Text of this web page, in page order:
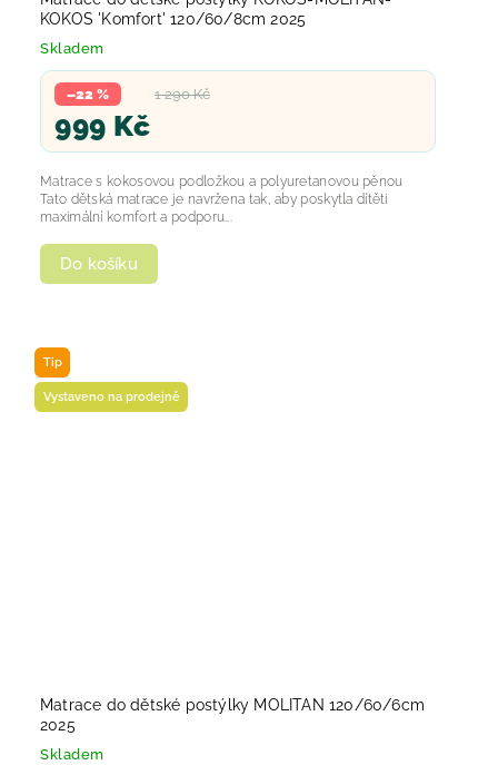
KOKOS 'Komfort' 120/60/8cm 2025
Skladem
1 290 Kč
–22 %
999 Kč
Do košíku
Matrace s kokosovou podložkou a polyuretanovou pěnou
Tato dětská matrace je navržena tak, aby poskytla dítěti
maximální komfort a podporu...
Tip
Vystaveno na prodejně
Matrace do dětské postýlky MOLITAN 120/60/6cm
2025
Skladem